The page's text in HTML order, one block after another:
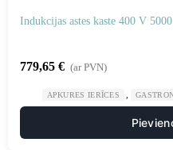
Indukcijas astes kaste 400 V
779,65 € (ar PVN)
APKURES IERĪCES